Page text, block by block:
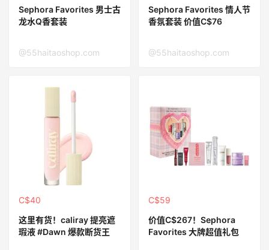
Sephora Favorites 男士古
龙水Q香套装
@55haitaoshop.com
Sephora Favorites 情人节
香氛套装 价值C$76
@55haitaoshop.com
C$40
这里有货！caliray 提亮遮
瑕液 #Dawn 爆款断货王
C$59
价值C$267！Sephora
Favorites 大牌超值礼包